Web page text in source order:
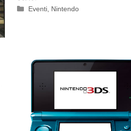
Categorie
Eventi Nintendo